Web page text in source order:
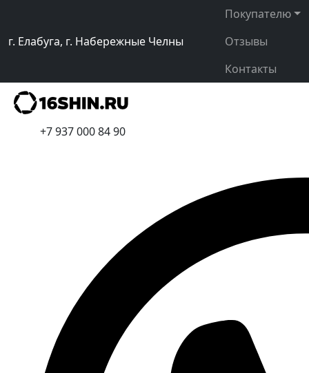
г. Елабуга, г. Набережные Челны
Покупателю
Отзывы
Контакты
+7 937 000 84 90